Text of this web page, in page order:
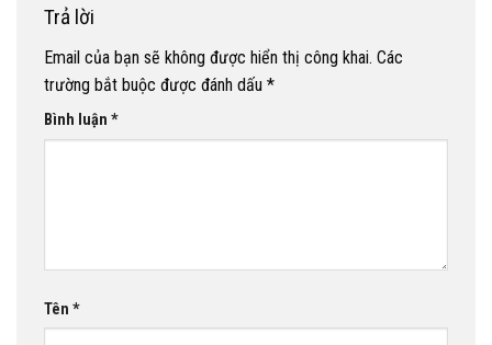
Trả lời
Email của bạn sẽ không được hiển thị công khai. Các
trường bắt buộc được đánh dấu *
Bình luận *
Tên *